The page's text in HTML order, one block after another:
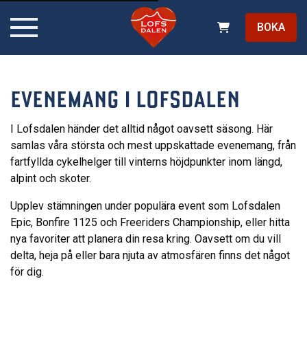
BOKA
EVENEMANG I LOFSDALEN
I Lofsdalen händer det alltid något oavsett säsong. Här
samlas våra största och mest uppskattade evenemang, från
fartfyllda cykelhelger till vinterns höjdpunkter inom längd,
alpint och skoter.
Upplev stämningen under populära event som Lofsdalen
Epic, Bonfire 1125 och Freeriders Championship, eller hitta
nya favoriter att planera din resa kring. Oavsett om du vill
delta, heja på eller bara njuta av atmosfären finns det något
för dig.